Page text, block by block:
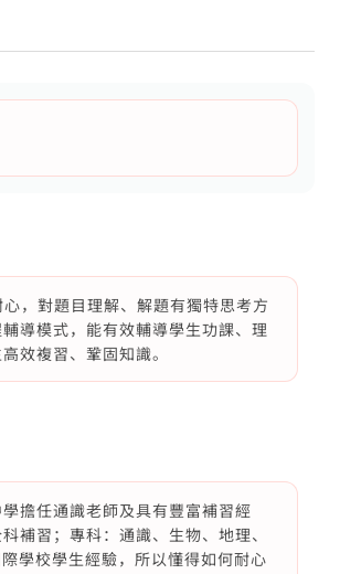
，對題目理解、解題有獨特思考方
導模式，能有效輔導學生功課、理
效複習、鞏固知識。
擔任通識老師及具有豐富補習經
補習；專科：通識、生物、地理、
學校學生經驗，所以懂得如何耐心